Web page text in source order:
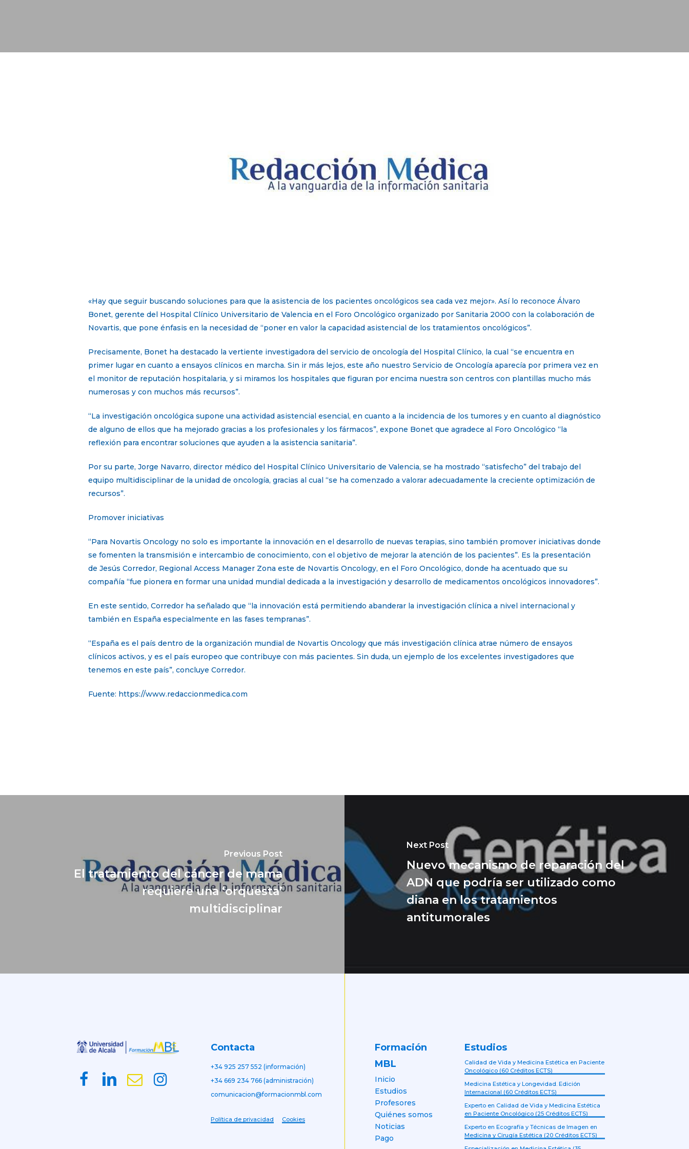
«Hay que seguir buscando soluciones para que la asistencia de los pacientes oncológicos sea cada vez mejor». Así lo reconoce Álvaro
Bonet, gerente del Hospital Clínico Universitario de Valencia en el Foro Oncológico organizado por Sanitaria 2000 con la colaboración de
Novartis, que pone énfasis en la necesidad de “poner en valor la capacidad asistencial de los tratamientos oncológicos”.
Precisamente, Bonet ha destacado la vertiente investigadora del servicio de oncología del Hospital Clínico, la cual “se encuentra en
primer lugar en cuanto a ensayos clínicos en marcha. Sin ir más lejos, este año nuestro Servicio de Oncología aparecía por primera vez en
el monitor de reputación hospitalaria, y si miramos los hospitales que figuran por encima nuestra son centros con plantillas mucho más
numerosas y con muchos más recursos”.
“La investigación oncológica supone una actividad asistencial esencial, en cuanto a la incidencia de los tumores y en cuanto al diagnóstico
de alguno de ellos que ha mejorado gracias a los profesionales y los fármacos”, expone Bonet que agradece al Foro Oncológico “la
reflexión para encontrar soluciones que ayuden a la asistencia sanitaria”.
Por su parte, Jorge Navarro, director médico del Hospital Clínico Universitario de Valencia, se ha mostrado “satisfecho” del trabajo del
equipo multidisciplinar de la unidad de oncología, gracias al cual “se ha comenzado a valorar adecuadamente la creciente optimización de
recursos”.
Promover iniciativas
“Para Novartis Oncology no solo es importante la innovación en el desarrollo de nuevas terapias, sino también promover iniciativas donde
se fomenten la transmisión e intercambio de conocimiento, con el objetivo de mejorar la atención de los pacientes”. Es la presentación
de Jesús Corredor, Regional Access Manager Zona este de Novartis Oncology, en el Foro Oncológico, donde ha acentuado que su
compañía “fue pionera en formar una unidad mundial dedicada a la investigación y desarrollo de medicamentos oncológicos innovadores”.
En este sentido, Corredor ha señalado que “la innovación está permitiendo abanderar la investigación clínica a nivel internacional y
también en España especialmente en las fases tempranas”.
“España es el país dentro de la organización mundial de Novartis Oncology que más investigación clínica atrae número de ensayos
clínicos activos, y es el país europeo que contribuye con más pacientes. Sin duda, un ejemplo de los excelentes investigadores que
tenemos en este país”, concluye Corredor.
Fuente: https://www.redaccionmedica.com
Previous Post
El tratamiento del cáncer de mama
requiere una ‘orquesta’
multidisciplinar
Next Post
Nuevo mecanismo de reparación del
ADN que podría ser utilizado como
diana en los tratamientos
antitumorales
Contacta
+34 925 257 552 (información)
+34 669 234 766 (administración)
comunicacion@formacionmbl.com
Política de privacidad Cookies
Formación
MBL
Inicio
Estudios
Profesores
Quiénes somos
Noticias
Pago
Estudios
Calidad de Vida y Medicina Estética en Paciente
Oncológico (60 Créditos ECTS)
Medicina Estética y Longevidad. Edición
Internacional (60 Créditos ECTS)
Experto en Calidad de Vida y Medicina Estética
en Paciente Oncológico (25 Créditos ECTS)
Experto en Ecografía y Técnicas de Imagen en
Medicina y Cirugía Estética (20 Créditos ECTS)